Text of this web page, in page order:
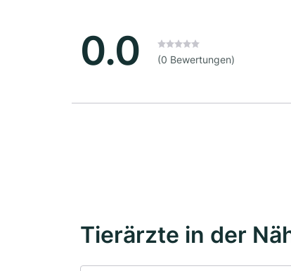
0.0 (0 Bewertungen)
Tierärzte in der